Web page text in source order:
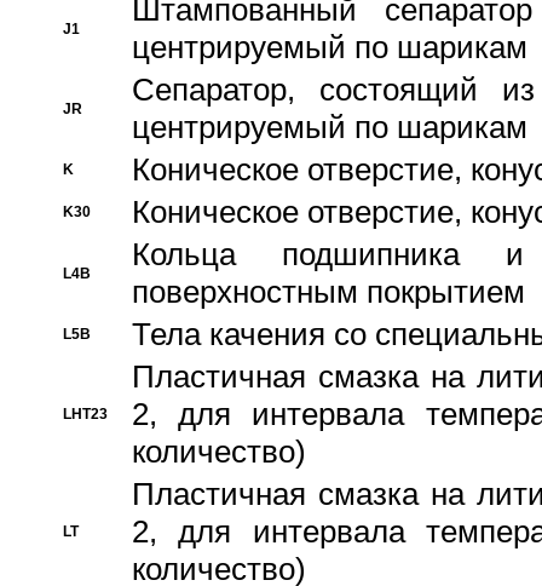
J1
Штампованный
центрируемый по шарикам
JR
Сепаратор, состоящий
центрируемый по шарикам
K Коническое отверстие,
K30 Коническое отверстие,
L4B
Кольца подшипника
поверхностным покрытием
L5B Тела качения со
LHT23
Пластичная смазка на
2, для интервала
количество)
LT
Пластичная смазка на
2, для интервала
количество)